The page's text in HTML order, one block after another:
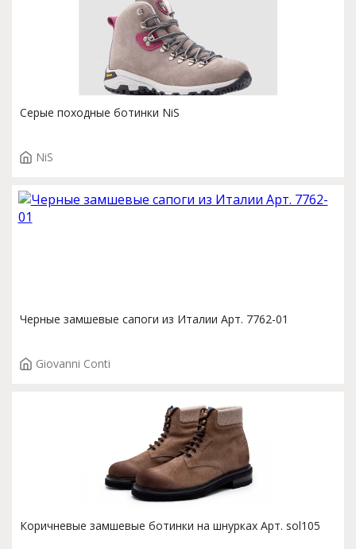
Серые походные ботинки NiS
NiS
Черные замшевые сапоги из Италии Арт. 7762-01
Giovanni Conti
Коричневые замшевые ботинки на шнурках Арт. sol105